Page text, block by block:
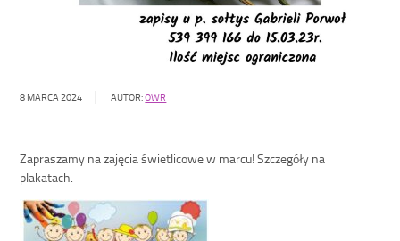
8 MARCA 2024 AUTOR:OWR
Zapraszamy na zajęcia świetlicowe w marcu! Szczegóły na
plakatach.